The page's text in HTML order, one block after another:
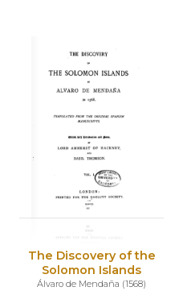
The Discovery of the
Solomon Islands
Álvaro de Mendaña (1568)